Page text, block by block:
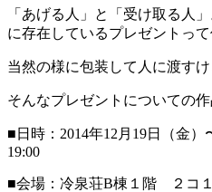
「あげる人」と「受け取る人
に存在しているプレゼントって
当然の様に包装して人に渡す
そんなプレゼントについての作
■日時：2014年12月19日（金）
19:00
■会場：冷泉荘B棟１階 ２コ